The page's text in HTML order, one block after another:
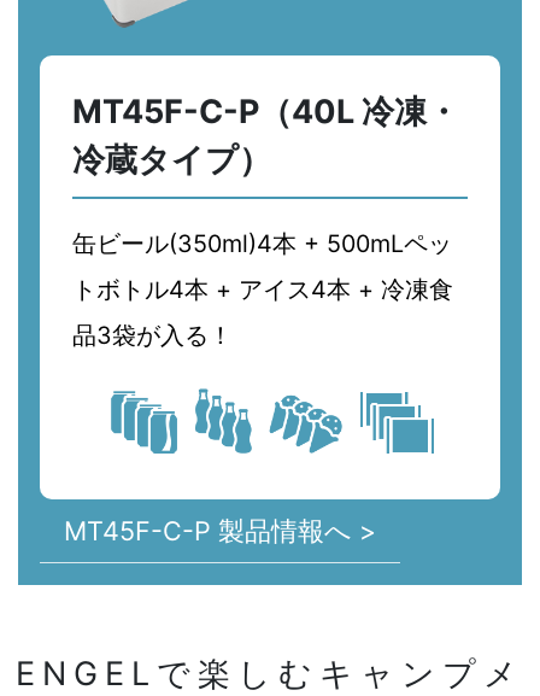
MT45F-C-P（40L 冷凍・
冷蔵タイプ）
缶ビール(350ml)4本 + 500mLペッ
トボトル4本 + アイス4本 + 冷凍食
品3袋が入る！
MT45F-C-P 製品情報へ >
ENGELで楽しむキャンプメ